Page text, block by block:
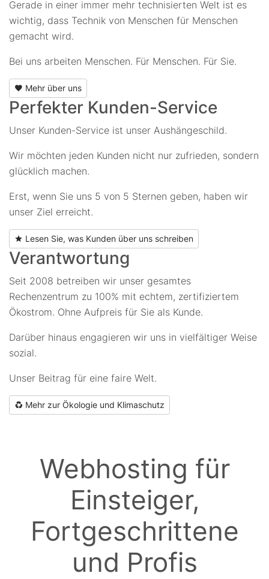
Gerade in einer immer mehr technisierten Welt ist es
wichtig, dass Technik von Menschen für Menschen
gemacht wird.
Bei uns arbeiten Menschen. Für Menschen. Für Sie.
Mehr über uns
Perfekter Kunden-Service
Unser Kunden-Service ist unser Aushängeschild.
Wir möchten jeden Kunden nicht nur zufrieden, sondern
glücklich machen.
Erst, wenn Sie uns 5 von 5 Sternen geben, haben wir
unser Ziel erreicht.
Lesen Sie, was Kunden über uns schreiben
Verantwortung
Seit 2008 betreiben wir unser gesamtes
Rechenzentrum zu 100% mit echtem, zertifiziertem
Ökostrom. Ohne Aufpreis für Sie als Kunde.
Darüber hinaus engagieren wir uns in vielfältiger Weise
sozial.
Unser Beitrag für eine faire Welt.
Mehr zur Ökologie und Klimaschutz
Webhosting für
Einsteiger,
Fortgeschrittene
und Profis